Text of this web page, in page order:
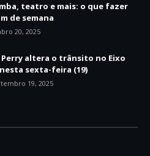
teatro e mais: o que fazer
de semana
20, 2025
Perry altera o trânsito no Eixo
sexta-feira (19)
19, 2025